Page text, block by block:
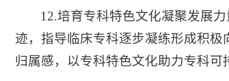
12.培育专科特色文化凝聚发展
迹，指导临床专科逐步凝练形成积
归属感，以专科特色文化助力专科可